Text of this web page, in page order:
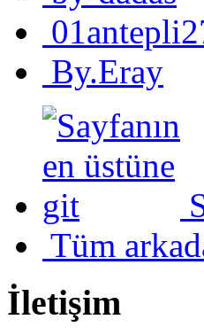
By.Eray
Tüm
İletişim